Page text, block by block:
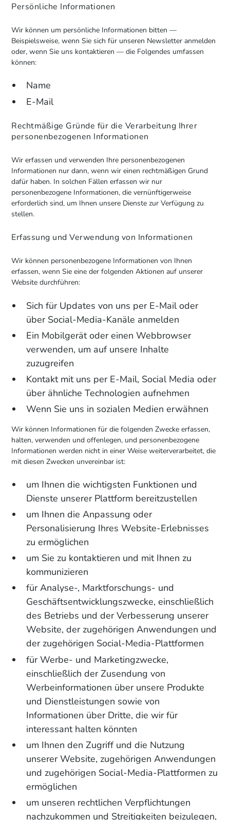
Persönliche Informationen
Wir können um persönliche Informationen bitten —
Beispielsweise, wenn Sie sich für unseren Newsletter anmelden
oder, wenn Sie uns kontaktieren — die Folgendes umfassen
können:
Name
E-Mail
Rechtmäßige Gründe für die Verarbeitung Ihrer
personenbezogenen Informationen
Wir erfassen und verwenden Ihre personenbezogenen
Informationen nur dann, wenn wir einen rechtmäßigen Grund
dafür haben. In solchen Fällen erfassen wir nur
personenbezogene Informationen, die vernünftigerweise
erforderlich sind, um Ihnen unsere Dienste zur Verfügung zu
stellen.
Erfassung und Verwendung von Informationen
Wir können personenbezogene Informationen von Ihnen
erfassen, wenn Sie eine der folgenden Aktionen auf unserer
Website durchführen:
Sich für Updates von uns per E-Mail oder
über Social-Media-Kanäle anmelden
Ein Mobilgerät oder einen Webbrowser
verwenden, um auf unsere Inhalte
zuzugreifen
Kontakt mit uns per E-Mail, Social Media oder
über ähnliche Technologien aufnehmen
Wenn Sie uns in sozialen Medien erwähnen
Wir können Informationen für die folgenden Zwecke erfassen,
halten, verwenden und offenlegen, und personenbezogene
Informationen werden nicht in einer Weise weiterverarbeitet, die
mit diesen Zwecken unvereinbar ist:
um Ihnen die wichtigsten Funktionen und
Dienste unserer Plattform bereitzustellen
um Ihnen die Anpassung oder
Personalisierung Ihres Website-Erlebnisses
zu ermöglichen
um Sie zu kontaktieren und mit Ihnen zu
kommunizieren
für Analyse-, Marktforschungs- und
Geschäftsentwicklungszwecke, einschließlich
des Betriebs und der Verbesserung unserer
Website, der zugehörigen Anwendungen und
der zugehörigen Social-Media-Plattformen
für Werbe- und Marketingzwecke,
einschließlich der Zusendung von
Werbeinformationen über unsere Produkte
und Dienstleistungen sowie von
Informationen über Dritte, die wir für
interessant halten könnten
um Ihnen den Zugriff und die Nutzung
unserer Website, zugehörigen Anwendungen
und zugehörigen Social-Media-Plattformen zu
ermöglichen
um unseren rechtlichen Verpflichtungen
nachzukommen und Streitigkeiten beizulegen,